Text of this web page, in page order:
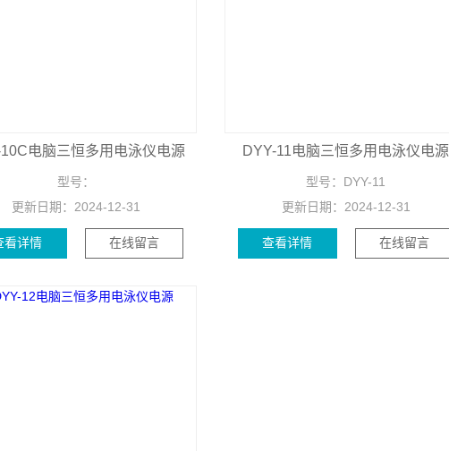
电脑三恒多用电泳仪电源
型号：
更新日期： 2024-12-31
看详情 在线留言
DYY-11电脑三恒多用电泳仪电源
型号： DYY-11
更新日期： 2024-12-31
查看详情 在线留言